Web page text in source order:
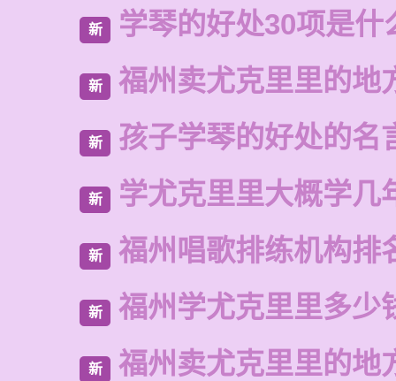
新 学琴的好处30项是什
新 福州卖尤克里里的地
新 孩子学琴的好处的名
新 学尤克里里大概学几
新 福州唱歌排练机构排
新 福州学尤克里里多少
新 福州卖尤克里里的地